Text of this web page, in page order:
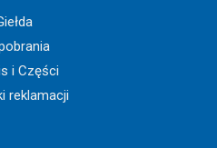
i Części
reklamacji